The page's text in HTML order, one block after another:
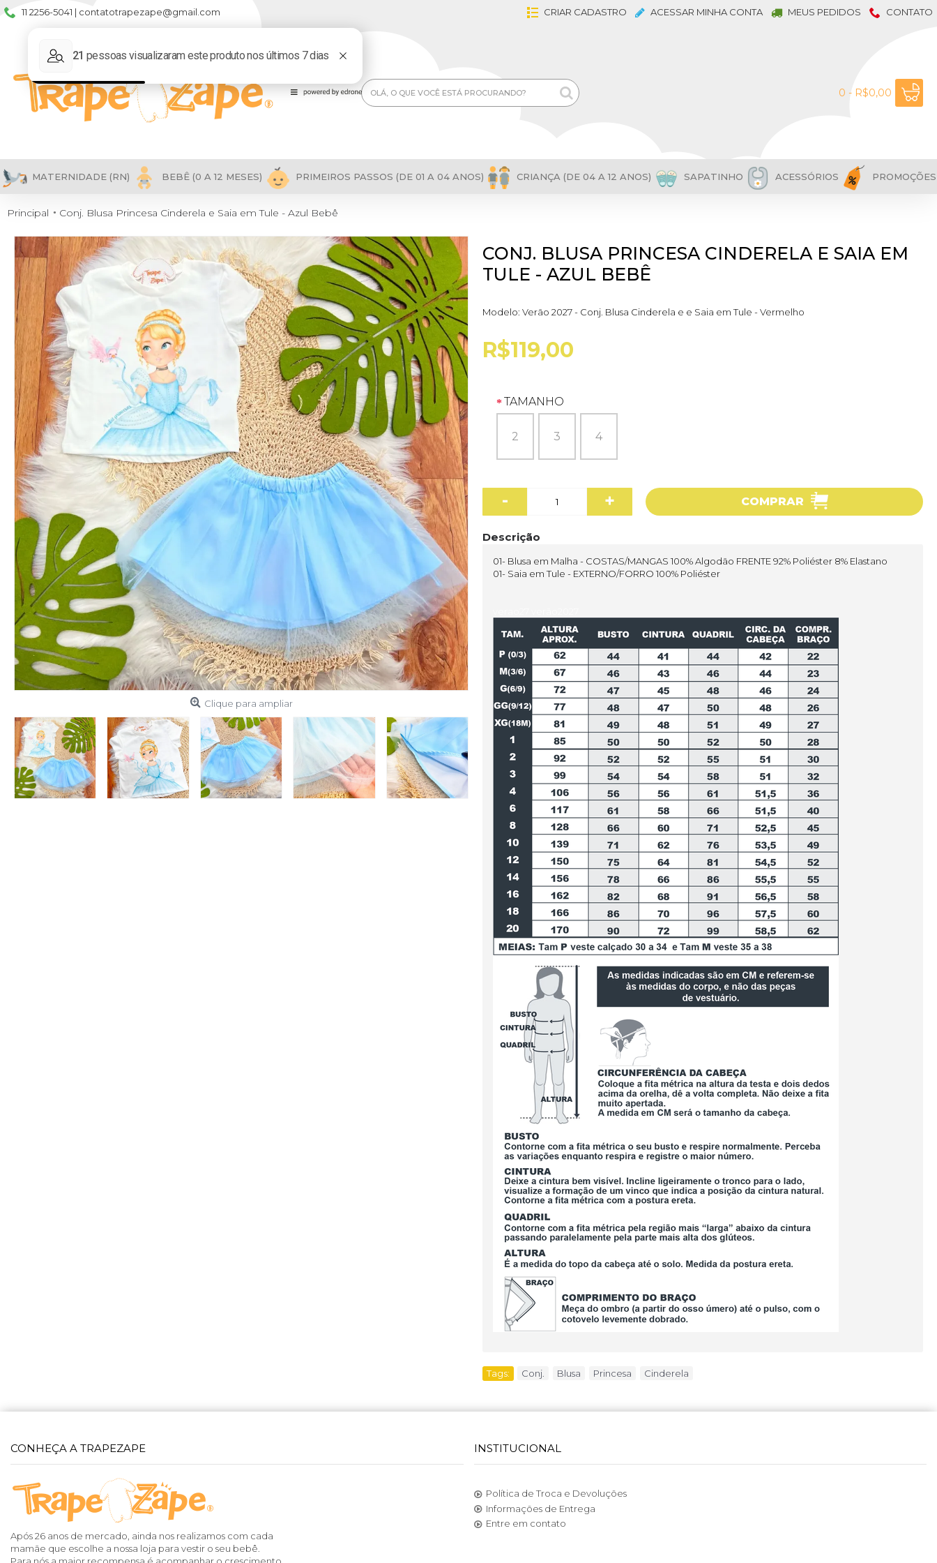
11 2256-5041 | contatotrapezape@gmail.com CRIAR CADASTRO ACESSAR MINHA CONTA MEUS PEDIDOS CONTATO
0 - R$0,00
MATERNIDADE (RN) BEBÊ (0 A 12 MESES) PRIMEIROS PASSOS (DE 01 A 04 ANOS) CRIANÇA (DE 04 A 12 ANOS) SAPATINHO ACESSÓRIOS PROMOÇÕES
Principal Conj. Blusa Princesa Cinderela e Saia em Tule - Azul Bebê
Clique para ampliar
CONJ. BLUSA PRINCESA CINDERELA E SAIA EM
TULE - AZUL BEBÊ
Modelo: Verão 2027 - Conj. Blusa Cinderela e e Saia em Tule - Vermelho
R$119,00
TAMANHO
2 3 4
- + COMPRAR
Descrição
01- Blusa em Malha - COSTAS/MANGAS 100% Algodão FRENTE 92% Poliéster 8% Elastano
01- Saia em Tule - EXTERNO/FORRO 100% Poliéster
Tags: Conj. Blusa Princesa Cinderela
CONHEÇA A TRAPEZAPE
Após 26 anos de mercado, ainda nos realizamos com cada
mamãe que escolhe a nossa loja para vestir o seu bebê.
INSTITUCIONAL
Política de Troca e Devoluções
Informações de Entrega
Entre em contato